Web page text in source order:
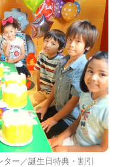
ー／誕生日特典・割引